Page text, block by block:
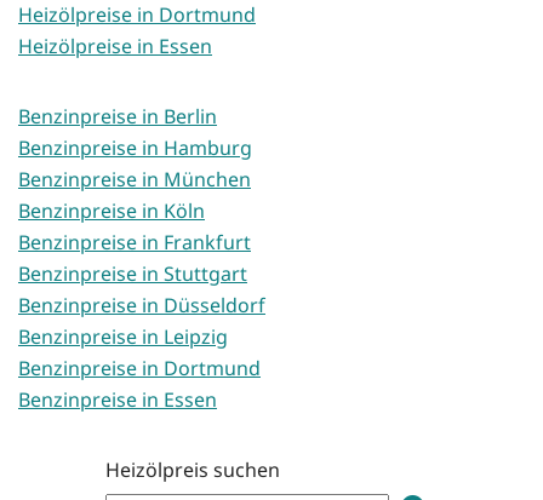
Heizölpreise in Dortmund
Heizölpreise in Essen
Benzinpreise in Berlin
Benzinpreise in Hamburg
Benzinpreise in München
Benzinpreise in Köln
Benzinpreise in Frankfurt
Benzinpreise in Stuttgart
Benzinpreise in Düsseldorf
Benzinpreise in Leipzig
Benzinpreise in Dortmund
Benzinpreise in Essen
Heizölpreis suchen